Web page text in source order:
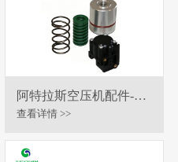
阿特拉斯空压机配件-恒
温阀保养包
查看详情 >>